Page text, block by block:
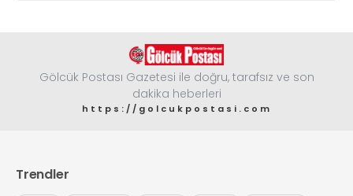
Gölcük Postası Gazetesi ile doğru, tarafsız ve son
dakika heberleri
https://golcukpostasi.com
Trendler